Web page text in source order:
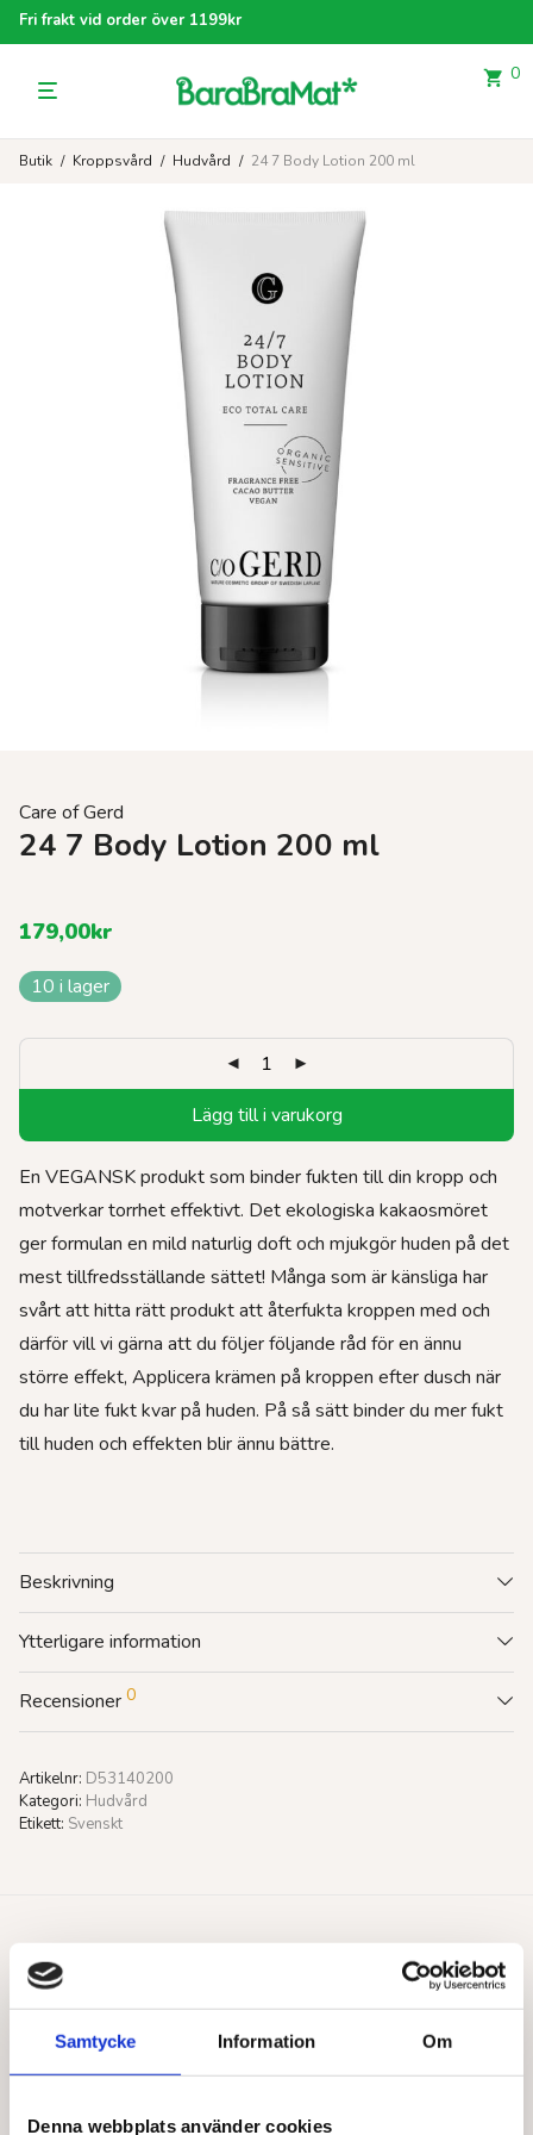
Samtycke Information Om
Denna webbplats använder cookies
Fri frakt vid order över 1199kr
0
Butik / Kroppsvård / Hudvård / 24 7 Body Lotion 200 ml
Care of Gerd
24 7 Body Lotion 200 ml
179,00kr
10 i lager
Lägg till i varukorg
En VEGANSK produkt som binder fukten till din kropp och
motverkar torrhet effektivt. Det ekologiska kakaosmöret
ger formulan en mild naturlig doft och mjukgör huden på det
mest tillfredsställande sättet! Många som är känsliga har
svårt att hitta rätt produkt att återfukta kroppen med och
därför vill vi gärna att du följer följande råd för en ännu
större effekt, Applicera krämen på kroppen efter dusch när
du har lite fukt kvar på huden. På så sätt binder du mer fukt
till huden och effekten blir ännu bättre.
Beskrivning
Ytterligare information
Recensioner 0
Artikelnr: D53140200
Kategori: Hudvård
Etikett: Svenskt
Du gillar kanske också…